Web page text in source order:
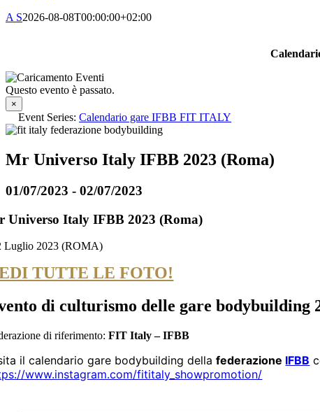
A S2026-08-08T00:00:00+02:00
Questo evento è passato.
×
Event Series: Calendario gare IFBB FIT ITALY
Mr Universo Italy IFBB 2023 (Roma)
01/07/2023 - 02/07/2023
Universo Italy IFBB 2023 (Roma)
Luglio 2023 (ROMA)
TUTTE LE FOTO!
di culturismo delle gare bodybuilding
di riferimento:FIT Italy – IFBB
il calendario gare bodybuilding dellafederazione IFBB
www.instagram.com/fititaly_showpromotion/